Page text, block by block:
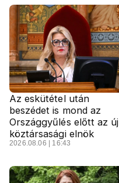
Az eskütétel után
beszédet is mond az
Országgyűlés előtt az új
köztársasági elnök
2026.08.06 | 16:43